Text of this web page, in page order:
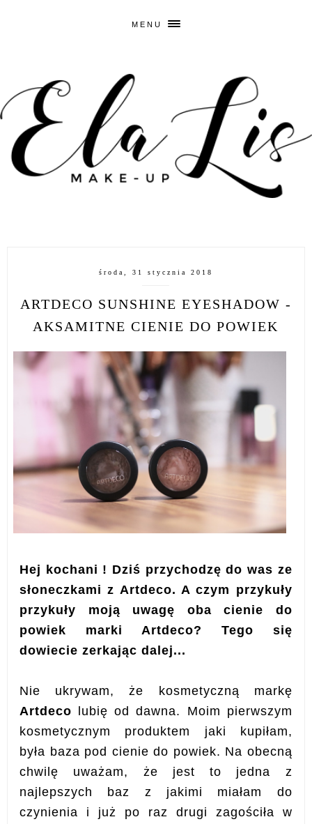
MENU
środa, 31 stycznia 2018
ARTDECO SUNSHINE EYESHADOW -
AKSAMITNE CIENIE DO POWIEK
Hej kochani ! Dziś przychodzę do was ze
słoneczkami z Artdeco. A czym przykuły
przykuły moją uwagę oba cienie do
powiek marki Artdeco? Tego się
dowiecie zerkając dalej...
Nie ukrywam, że kosmetyczną markę
Artdeco lubię od dawna. Moim pierwszym
kosmetycznym produktem jaki kupiłam,
była baza pod cienie do powiek. Na obecną
chwilę uważam, że jest to jedna z
najlepszych baz z jakimi miałam do
czynienia i już po raz drugi zagościła w